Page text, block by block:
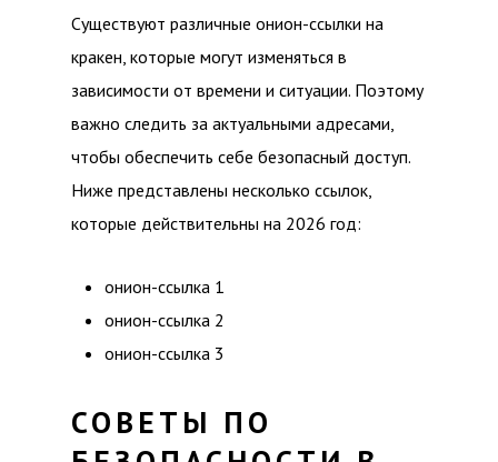
Существуют различные онион-ссылки на
кракен, которые могут изменяться в
зависимости от времени и ситуации. Поэтому
важно следить за актуальными адресами,
чтобы обеспечить себе безопасный доступ.
Ниже представлены несколько ссылок,
которые действительны на 2026 год:
онион-ссылка 1
онион-ссылка 2
онион-ссылка 3
СОВЕТЫ ПО